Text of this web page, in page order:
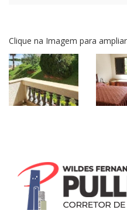
Clique na Imagem para ampliar